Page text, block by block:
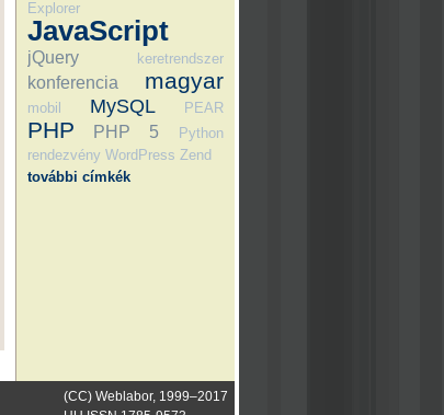
Explorer
JavaScript
jQuery keretrendszer
konferencia magyar
mobil MySQL PEAR
PHP PHP 5
Python
rendezvény WordPress Zend
további címkék
(CC) Weblabor, 1999–2017